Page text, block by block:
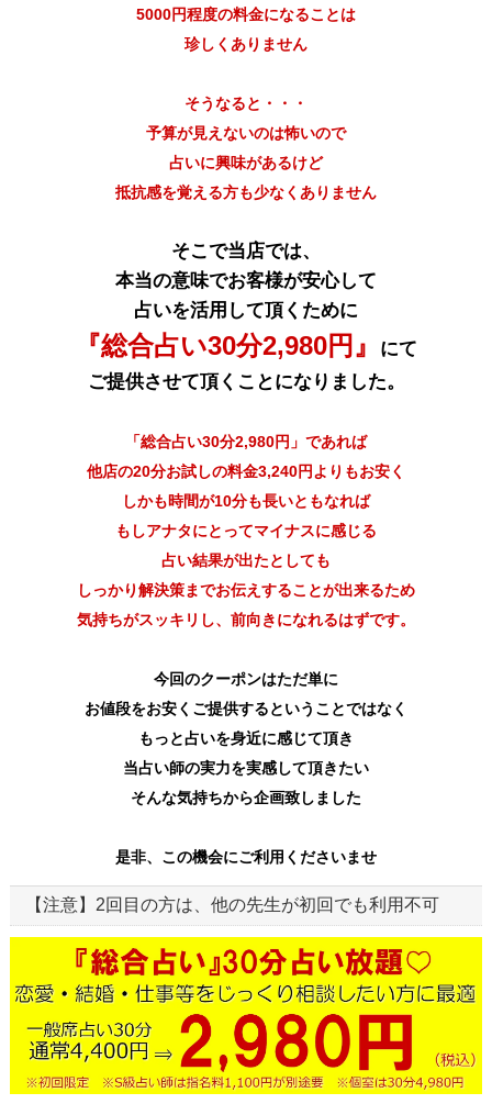
5000円程度の料金になることは
珍しくありません
そうなると・・・
予算が見えないのは怖いので
占いに興味があるけど
抵抗感を覚える方も少なくありません
そこで当店では、
本当の意味でお客様が安心して
占いを活用して頂くために
『総合占い30分2,980円』
にて
ご提供させて頂くことになりました。
「総合占い30分2,980円」であれば
他店の20分お試しの料金3,240円よりもお安く
しかも時間が10分も長いともなれば
もしアナタにとってマイナスに感じる
占い結果が出たとしても
しっかり解決策までお伝えすることが出来るため
気持ちがスッキリし、前向きになれるはずです。
今回のクーポンはただ単に
お値段をお安くご提供するということではなく
もっと占いを身近に感じて頂き
当占い師の実力を実感して頂きたい
そんな気持ちから企画致しました
是非、この機会にご利用くださいませ
【注意】2回目の方は、他の先生が初回でも利用不可